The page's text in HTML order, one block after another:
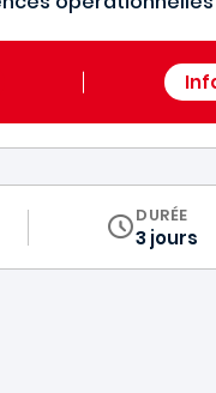
DURÉE
3 jours